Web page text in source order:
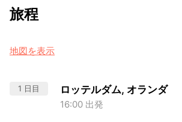
旅程
地図を表示
1 日目 ロッテルダム, オランダ
16:00 出発